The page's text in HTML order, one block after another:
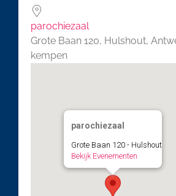
parochiezaal
Grote Baan 120, Hulshout,
kempen
parochiezaal
Grote Baan 120 - Hulshout
Bekijk Evenementen